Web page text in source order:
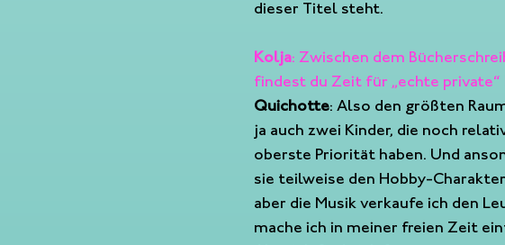
dieser Titel steht.
Kolja: Zwischen dem
findest du Zeit für „echte private“
Quichotte: Also den größten
ja auch zwei Kinder, die noch
oberste Priorität haben. Und
sie teilweise den Hobby-
aber die Musik verkaufe ich den
mache ich in meiner freien Zeit